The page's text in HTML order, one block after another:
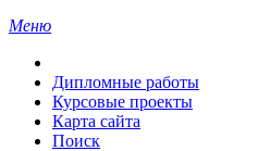
Меню
Дипломные работы
Курсовые проекты
Карта сайта
Поиск